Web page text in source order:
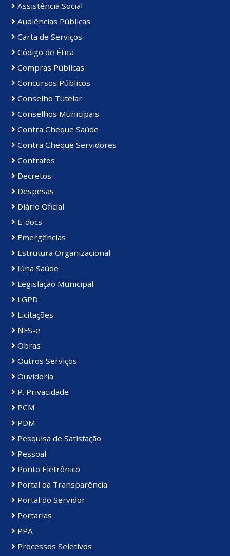
Assistência Social
Audiências Públicas
Carta de Serviços
Código de Ética
Compras Públicas
Concursos Públicos
Conselho Tutelar
Conselhos Municipais
Contra Cheque Saúde
Contra Cheque Servidores
Contratos
Decretos
Despesas
Diário Oficial
E-docs
Emergências
Estrutura Organizacional
Iúna Saúde
Legislação Municipal
LGPD
Licitações
NFS-e
Obras
Outros Serviços
Ouvidoria
P. Privacidade
PCM
PDM
Pesquisa de Satisfação
Pessoal
Ponto Eletrônico
Portal da Transparência
Portal do Servidor
Portarias
PPA
Processos Seletivos